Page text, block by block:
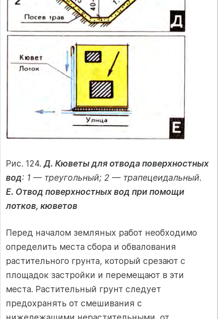
Рис. 124. Д. Кюветы для отвода поверхностных
вод: 1 — треугольный; 2 — трапецеидальный.
Е. Отвод поверхностных вод при помощи
лотков, кюветов
Перед началом земляных работ необходимо
определить места сбора и обвалования
растительного грунта, который срезают с
площадок застройки и перемещают в эти
места. Растительный грунт следует
предохранять от смешивания с